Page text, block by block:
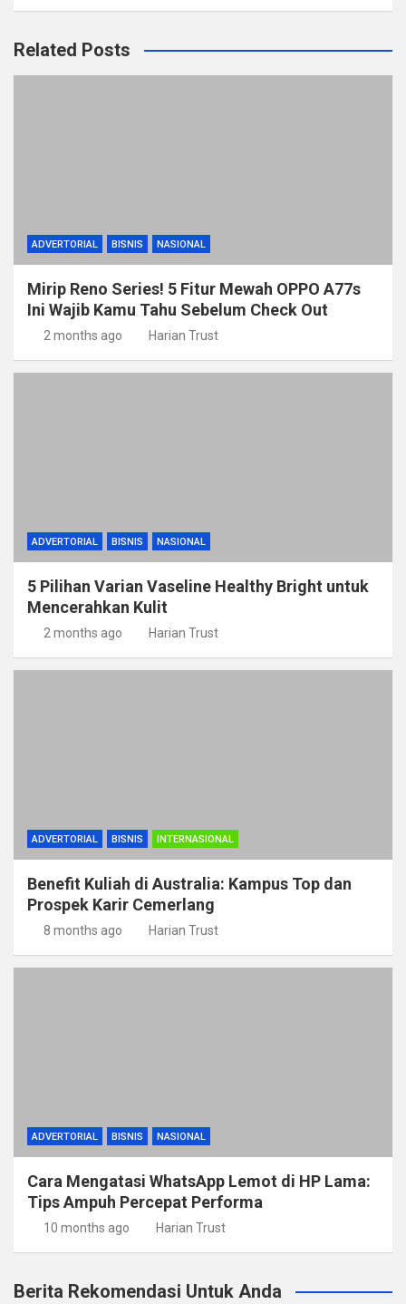
Related Posts
ADVERTORIAL BISNIS NASIONAL
Mirip Reno Series! 5 Fitur Mewah OPPO A77s
Ini Wajib Kamu Tahu Sebelum Check Out
2 months ago Harian Trust
ADVERTORIAL BISNIS NASIONAL
5 Pilihan Varian Vaseline Healthy Bright untuk
Mencerahkan Kulit
2 months ago Harian Trust
ADVERTORIAL BISNIS INTERNASIONAL
Benefit Kuliah di Australia: Kampus Top dan
Prospek Karir Cemerlang
8 months ago Harian Trust
ADVERTORIAL BISNIS NASIONAL
Cara Mengatasi WhatsApp Lemot di HP Lama:
Tips Ampuh Percepat Performa
10 months ago Harian Trust
Berita Rekomendasi Untuk Anda